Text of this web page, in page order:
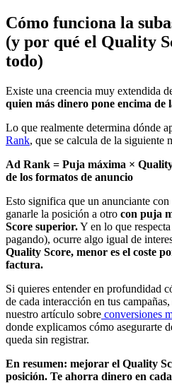
Cómo funciona la
(y por qué el Quality
todo)
Existe una creencia muy extendida
quien más dinero pone encima de
Lo que realmente determina dónde
Rank, que se calcula de la siguiente
Ad Rank = Puja máxima ×
de los formatos de anuncio
Esto significa que un anunciante con
ganarle la posición a otro con puja
Score superior.Y en lo que
pagando), ocurre algo igual de
Quality Score, menor es el coste
factura.
Si quieres entender en profundidad
de cada interacción en tus
nuestro artículo sobre conversiones
donde explicamos cómo asegurarte
queda sin registrar.
En resumen: mejorar el Quality
posición. Te ahorra dinero en